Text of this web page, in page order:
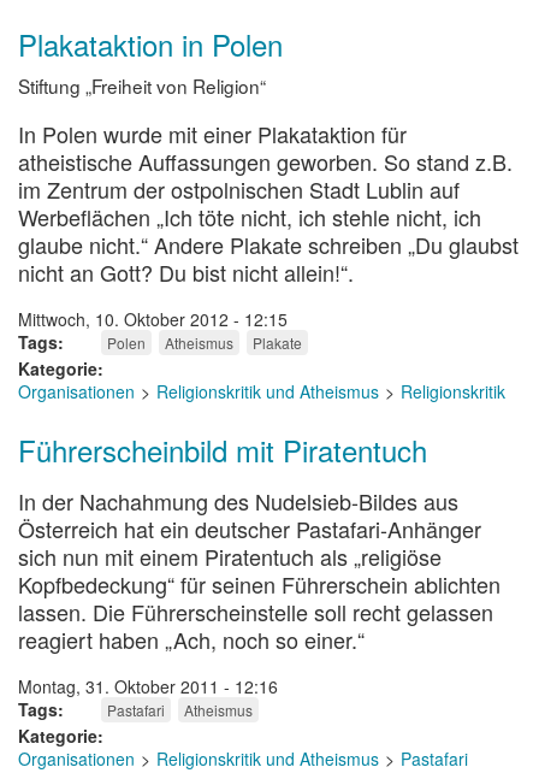
Plakataktion in Polen
Stiftung „Freiheit von Religion“
In Polen wurde mit einer Plakataktion für
atheistische Auffassungen geworben. So stand z.B.
im Zentrum der ostpolnischen Stadt Lublin auf
Werbeflächen „Ich töte nicht, ich stehle nicht, ich
glaube nicht.“ Andere Plakate schreiben „Du glaubst
nicht an Gott? Du bist nicht allein!“.
Mittwoch, 10. Oktober 2012 - 12:15
Tags
Polen Atheismus Plakate
Kategorie
Organisationen
Religionskritik und Atheismus Religionskritik
Führerscheinbild mit Piratentuch
In der Nachahmung des Nudelsieb-Bildes aus
Österreich hat ein deutscher Pastafari-Anhänger
sich nun mit einem Piratentuch als „religiöse
Kopfbedeckung“ für seinen Führerschein ablichten
lassen. Die Führerscheinstelle soll recht gelassen
reagiert haben „Ach, noch so einer.“
Montag, 31. Oktober 2011 - 12:16
Tags
Pastafari Atheismus
Kategorie
Organisationen
Religionskritik und Atheismus Pastafari